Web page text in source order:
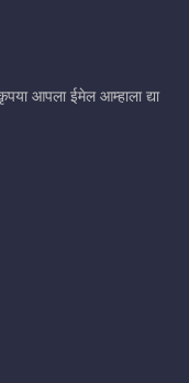
आपला ईमेल आम्हाला द्या